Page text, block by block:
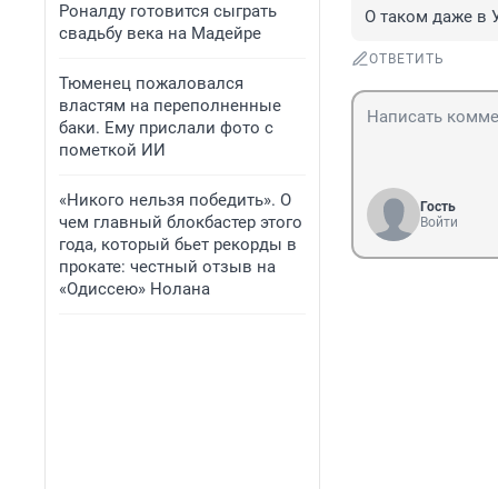
Роналду готовится сыграть
свадьбу века на Мадейре
Тюменец пожаловался
властям на переполненные
баки. Ему прислали фото с
пометкой ИИ
«Никого нельзя победить». О
чем главный блокбастер этого
года, который бьет рекорды в
прокате: честный отзыв на
«Одиссею» Нолана
О таком даже в
ОТВЕТИТЬ
Гость
Войти